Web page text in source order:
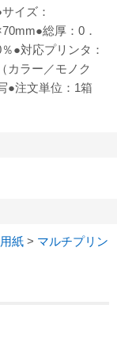
イズ：
総厚：0．
●対応プリンタ：
カラー／モノク
●注文単位：1箱
紙 > マルチプリン